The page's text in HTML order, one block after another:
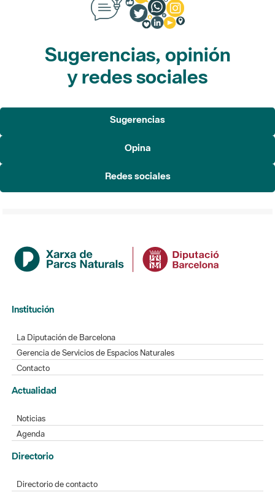
Sugerencias, opinión
y redes sociales
Sugerencias
Opina
Redes sociales
Institución
La Diputación de Barcelona
Gerencia de Servicios de Espacios Naturales
Contacto
Actualidad
Noticias
Agenda
Directorio
Directorio de contacto